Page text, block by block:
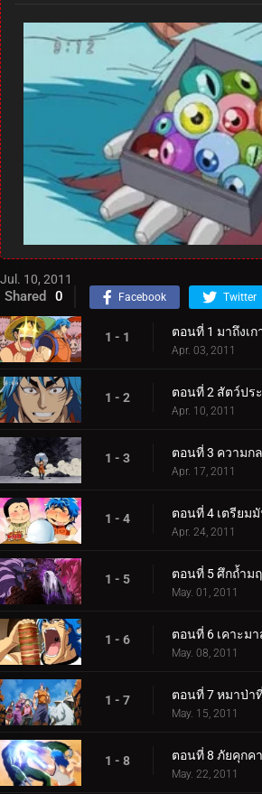
Jul. 10, 2011
Shared 0 Facebook Twitter
1 - 1 ตอนที่ 1 มาถึงเ
Apr. 03, 2011
1 - 2 ตอนที่ 2 สัตว์ปร
Apr. 10, 2011
1 - 3 ตอนที่ 3 ความก
Apr. 17, 2011
1 - 4 ตอนที่ 4 เตรียม
Apr. 24, 2011
1 - 5 ตอนที่ 5 ศึกถ้ำม
May. 01, 2011
1 - 6 ตอนที่ 6 เคาะม
May. 08, 2011
1 - 7 ตอนที่ 7 หมาป่า
May. 15, 2011
1 - 8 ตอนที่ 8 ภัยคุกค
May. 22, 2011